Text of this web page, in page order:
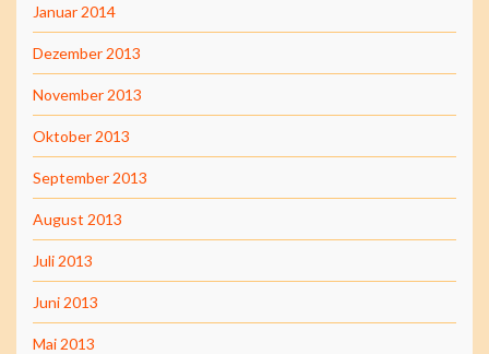
Januar 2014
Dezember 2013
November 2013
Oktober 2013
September 2013
August 2013
Juli 2013
Juni 2013
Mai 2013